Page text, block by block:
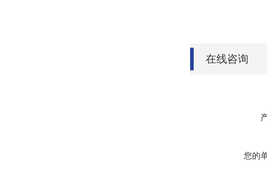
在线咨询
您的